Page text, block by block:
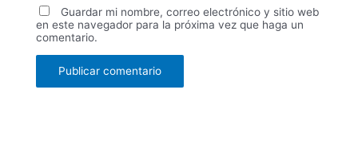
Guardar mi nombre, correo electrónico y sitio web
en este navegador para la próxima vez que haga un
comentario.